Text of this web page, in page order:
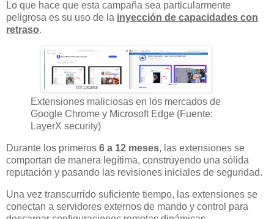
Lo que hace que esta campaña sea particularmente
peligrosa es su uso de la inyección de capacidades con
retraso.
Extensiones maliciosas en los mercados de
Google Chrome y Microsoft Edge (Fuente:
LayerX security)
Durante los primeros 6 a 12 meses, las extensiones se
comportan de manera legítima, construyendo una sólida
reputación y pasando las revisiones iniciales de seguridad.
Una vez transcurrido suficiente tiempo, las extensiones se
conectan a servidores externos de mando y control para